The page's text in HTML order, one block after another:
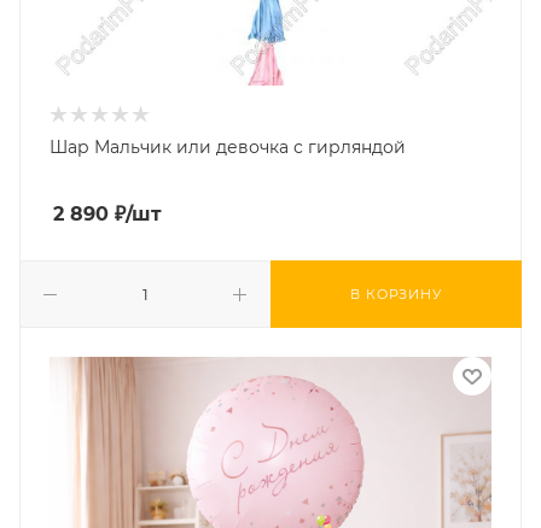
Шар Мальчик или девочка с гирляндой
2 890 ₽/шт
В КОРЗИНУ